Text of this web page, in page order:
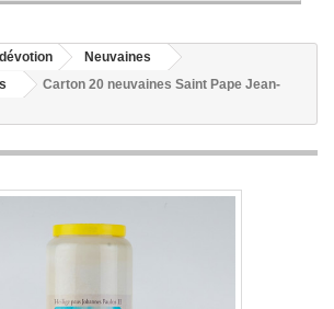
Neuvaines
Carton 20 neuvaines Saint Pape Jean-